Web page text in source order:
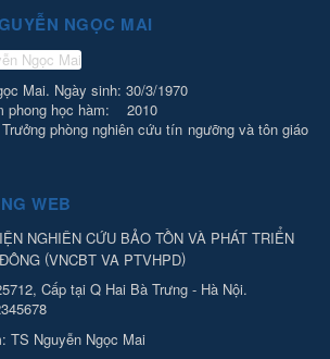
NGỌC MAI
Mai. Ngày sinh: 30/3/1970
học hàm: 2010
phòng nghiên cứu tín ngưỡng và tôn giáo
WEB
NGHIÊN CỨU BẢO TỒN VÀ PHÁT TRIỂN
(VNCBT VA PTVHPD)
Cấp tại Q Hai Bà Trưng - Hà Nội.
TS Nguyễn Ngọc Mai